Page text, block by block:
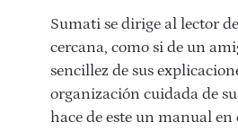
Sumati se dirige al lector
cercana, como si de un
sencillez de sus
organización cuidada de
hace de este un manual en